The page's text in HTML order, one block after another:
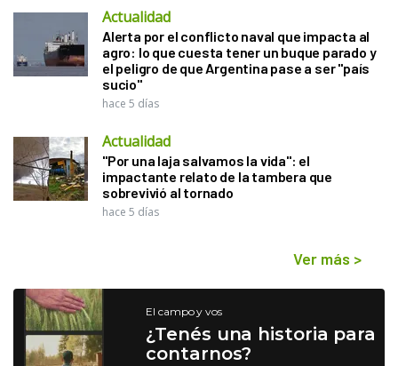
Actualidad
Alerta por el conflicto naval que impacta al
agro: lo que cuesta tener un buque parado y
el peligro de que Argentina pase a ser "país
sucio"
hace 5 días
Actualidad
"Por una laja salvamos la vida": el
impactante relato de la tambera que
sobrevivió al tornado
hace 5 días
Ver más >
El campo y vos
¿Tenés una historia para
contarnos?